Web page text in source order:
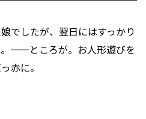
でしたが、翌日にはすっかり
——ところが。お人形遊びを
赤に。